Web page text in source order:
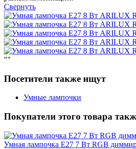
Свернуть
""
Посетители также ищут
Умные лампочки
Покупатели этого товара
Умная лампочка E27 7 Вт RGB